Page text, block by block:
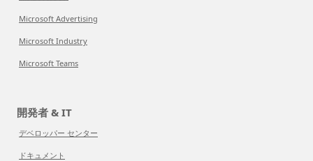
Microsoft Advertising
Microsoft Industry
Microsoft Teams
開発者 & IT
デベロッパー センター
ドキュメント